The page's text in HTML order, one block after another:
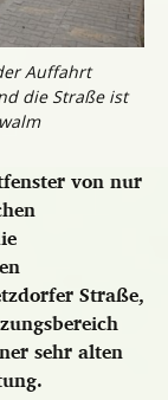
Auffahrt
die Straße ist
von nur
Straße,
sehr alten